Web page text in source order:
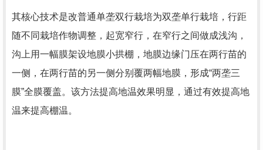
其核心技术是改普通单垄双行栽培为双垄单行栽培，行距
随不同栽培作物调整，起宽窄行，在窄行之间做成浅沟，
沟上用一幅膜架设地膜小拱棚，地膜边缘门压在两行苗的
一侧，在两行苗的另一侧分别覆两幅地膜，形成“两垄三
膜”全膜覆盖。该方法提高地温效果明显，通过有效提高地
温来提高棚温。